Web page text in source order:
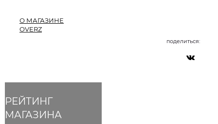
РЕЙТИНГ
МАГАЗИНА
О МАГАЗИНЕ
OVERZ
поделиться: